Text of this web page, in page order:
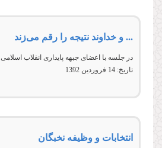
... و خداوند نتیجه را رقم می‌زند
در جلسه با اعضای جبهه پايداری انقلاب اسلامی
تاریخ: 14 فروردين 1392
انتخابات و وظیفه نخبگان